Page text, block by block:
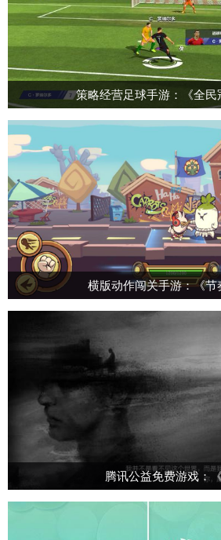
策略经营足球手游：《全民
横版动作闯关手游：《节
腾讯公益免费游戏：